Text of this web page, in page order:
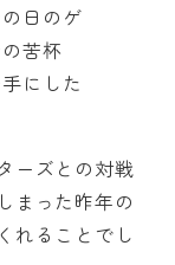
日のゲ
苦杯
にした
ーズとの対戦
まった昨年の
れることでし